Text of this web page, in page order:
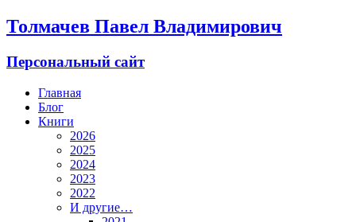
Толмачев Павел Владимирович
Персональный сайт
Главная
Блог
Книги
2026
2025
2024
2023
2022
И другие…